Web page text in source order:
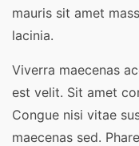
mauris sit amet
lacinia.
Viverra maecenas
est velit. Sit amet
Congue nisi vitae
maecenas sed.